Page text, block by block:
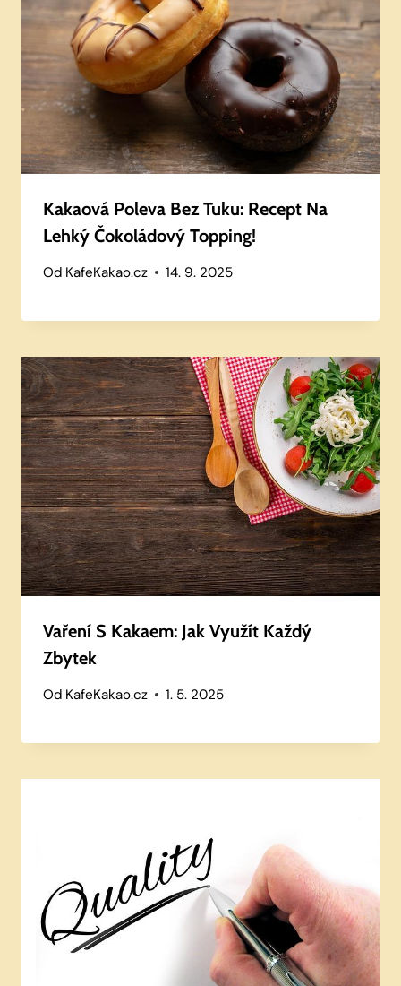
Kakaová Poleva Bez Tuku: Recept Na
Lehký Čokoládový Topping!
Od KafeKakao.cz 14. 9. 2025
Vaření S Kakaem: Jak Využít Každý
Zbytek
Od KafeKakao.cz 1. 5. 2025